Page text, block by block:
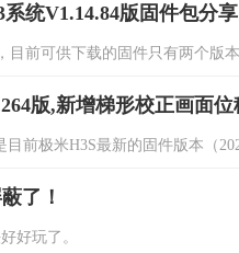
统V1.14.84版固件包分享
目前可供下载的固件只有两个版
版,新增梯形校正画面
目前极米H3S最新的固件版本（
了！
好玩了。